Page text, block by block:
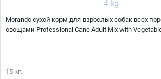
Morando сухой корм для взрослых собак всех
овощами Professional Cane Adult Mix with
15 кг.